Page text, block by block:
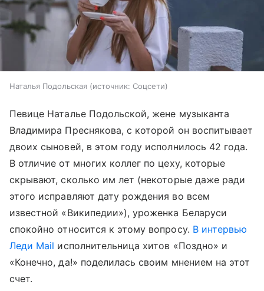
Наталья Подольская источник: Соцсети
Певице Наталье Подольской, жене музыканта
Владимира Преснякова, с которой он воспитывает
двоих сыновей, в этом году исполнилось 42 года.
В отличие от многих коллег по цеху, которые
скрывают, сколько им лет (некоторые даже ради
этого исправляют дату рождения во всем
известной «Википедии»), уроженка Беларуси
спокойно относится к этому вопросу. В интервью
Леди Mail исполнительница хитов «Поздно» и
«Конечно, да!» поделилась своим мнением на этот
счет.